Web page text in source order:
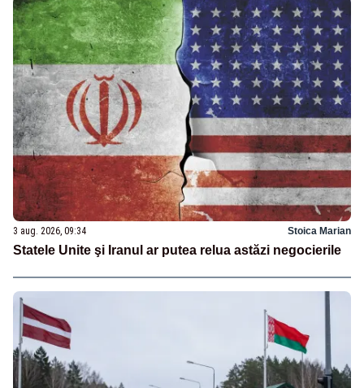
3 aug. 2026, 09:34 Stoica Marian
Statele Unite şi Iranul ar putea relua astăzi negocierile